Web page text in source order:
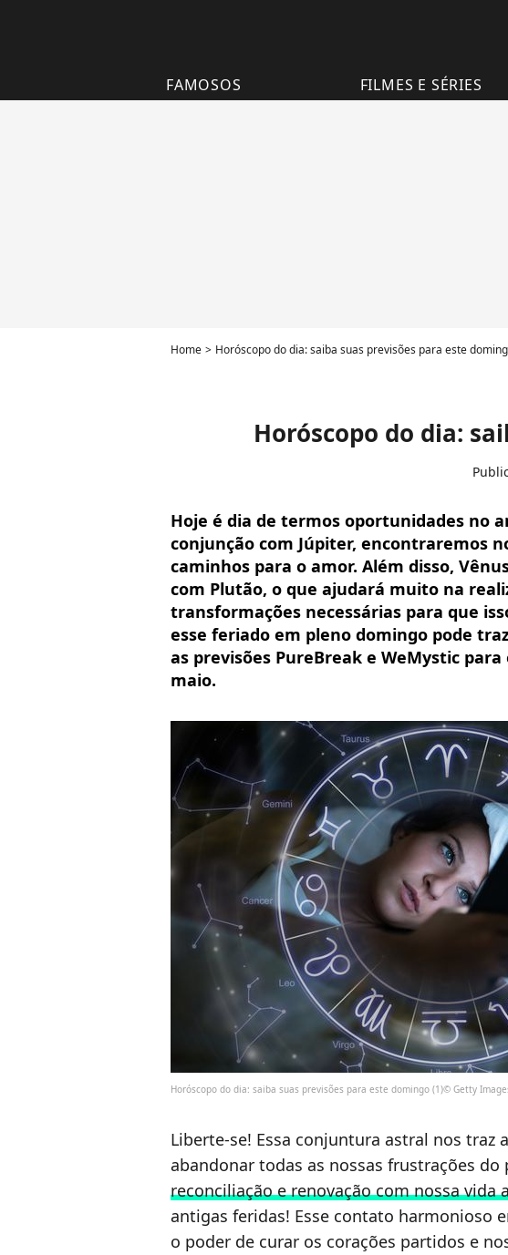
FAMOSOS FILMES E SÉRIES
Home Horóscopo do dia: saiba suas previsões para este
Horóscopo do dia:
Hoje é dia de termos oportunidades no
conjunção com Júpiter, encontraremos
caminhos para o amor. Além disso,
com Plutão, o que ajudará muito na
transformações necessárias para que
esse feriado em pleno domingo pode
as previsões PureBreak e WeMystic
maio.
Horóscopo do dia: saiba suas previsões para este domingo (1)© Getty
Liberte-se! Essa conjuntura astral nos traz
abandonar todas as nossas frustrações do
reconciliação e renovação com nossa vida
antigas feridas! Esse contato harmonioso
o poder de curar os corações partidos e